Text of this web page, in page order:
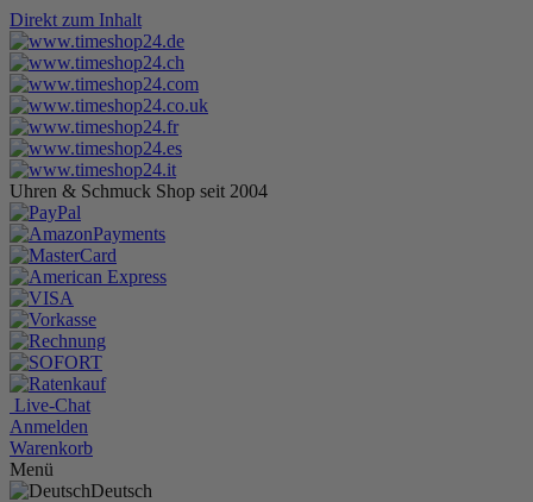
Direkt zum Inhalt
Uhren & Schmuck Shop seit 2004
Live-Chat
Anmelden
Warenkorb
Menü
Deutsch